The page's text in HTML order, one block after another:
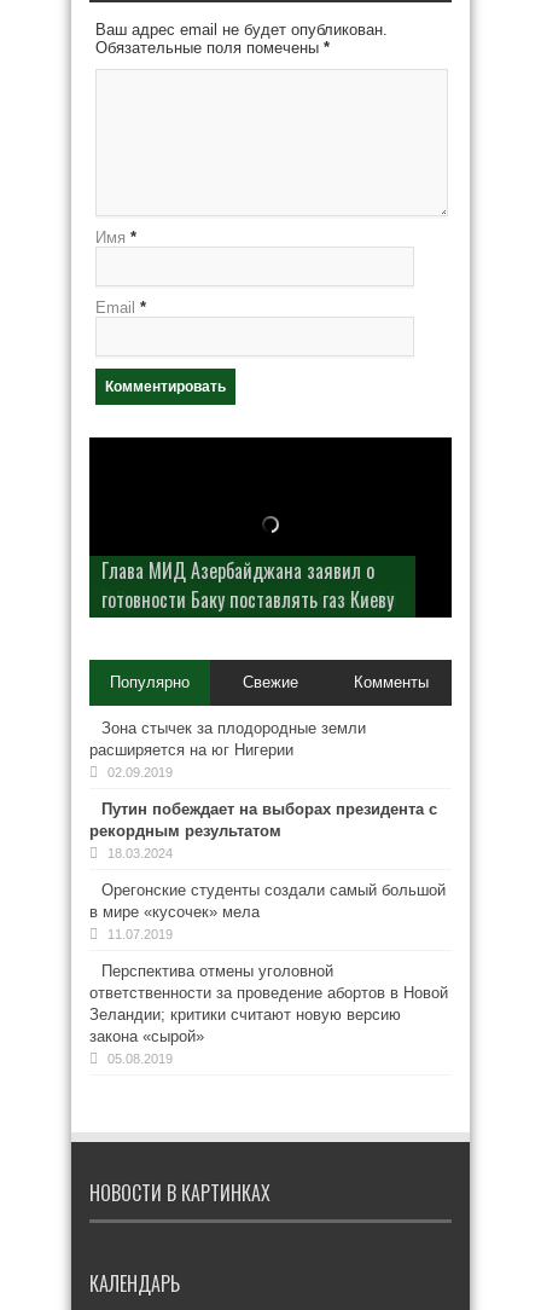
Ваш адрес email не будет опубликован.
Обязательные поля помечены *
Имя *
Email *
Глава МИД Азербайджана заявил о
готовности Баку поставлять газ Киеву
В Рунете произошел масштабный сбой
Популярно Свежие Комменты
Зона стычек за плодородные земли
расширяется на юг Нигерии
02.09.2019
Путин побеждает на выборах президента с
рекордным результатом
18.03.2024
Орегонские студенты создали самый большой
в мире «кусочек» мела
11.07.2019
Перспектива отмены уголовной
ответственности за проведение абортов в Новой
Зеландии; критики считают новую версию
закона «сырой»
05.08.2019
НОВОСТИ В КАРТИНКАХ
КАЛЕНДАРЬ